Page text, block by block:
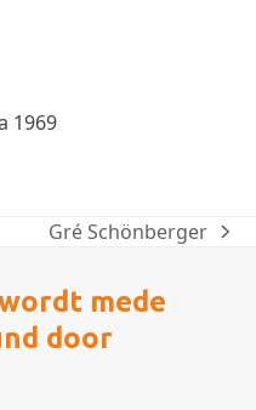
1969
next
Gré Schönberger
mede
door